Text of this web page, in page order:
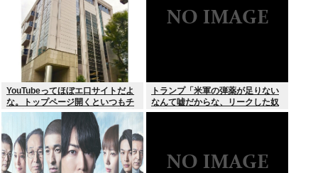
YouTubeってほぼエ口サイトだよ
な。トップページ開くといつもチ
アダンスとかローアングルで撮影
した街撮り動画ばっか出てくるじ
ゃん
トランプ「米軍の弾薬が足りない
なんて嘘だからな、リークした奴
は懲役刑だ！」